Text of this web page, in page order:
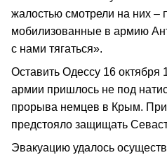
жалостью смотрели на них –
мобилизованные в армию
с нами тягаться».
Оставить Одессу 16 октября
армии пришлось не под
прорыва немцев в Крым.
предстояло защищать
Эвакуацию удалось